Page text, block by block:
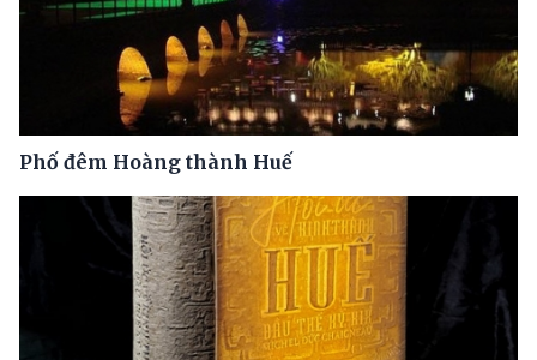
Phố đêm Hoàng thành Huế